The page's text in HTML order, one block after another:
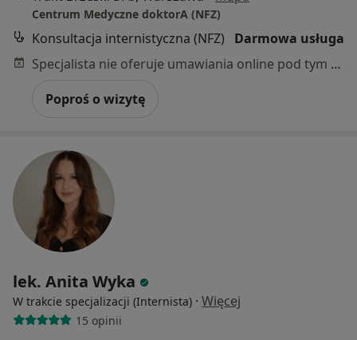
Centrum Medyczne doktorA (NFZ)
Konsultacja internistyczna (NFZ)
Darmowa usługa
Specjalista nie oferuje umawiania online pod tym adresem.
Poproś o wizytę
lek. Anita Wyka
W trakcie specjalizacji (Internista) · Więcej
15 opinii